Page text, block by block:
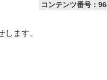
コンテンツ番号：
ます。